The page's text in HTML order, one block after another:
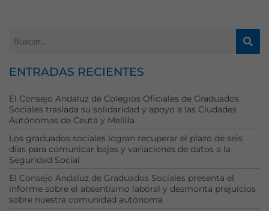
ENTRADAS RECIENTES
El Consejo Andaluz de Colegios Oficiales de Graduados
Sociales traslada su solidaridad y apoyo a las Ciudades
Autónomas de Ceuta y Melilla
Los graduados sociales logran recuperar el plazo de seis
días para comunicar bajas y variaciones de datos a la
Seguridad Social
El Consejo Andaluz de Graduados Sociales presenta el
informe sobre el absentismo laboral y desmonta prejuicios
sobre nuestra comunidad autónoma